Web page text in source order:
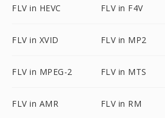
FLV in HEVC FLV in F4V
FLV in XVID FLV in MP2
FLV in MPEG-2 FLV in MTS
FLV in AMR FLV in RM